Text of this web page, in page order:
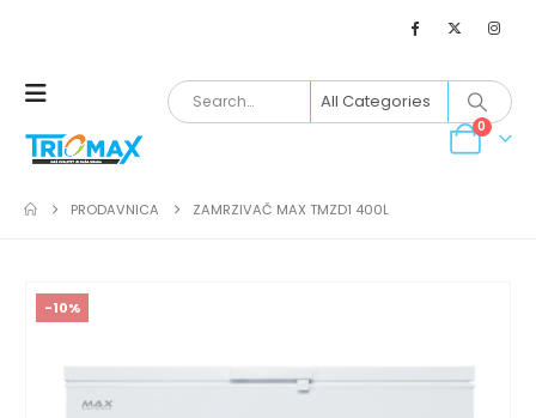
0
PRODAVNICA ZAMRZIVAČ MAX TMZD1 400L
-10%